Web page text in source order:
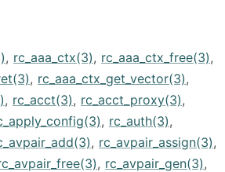
, rc_aaa_ctx(3), rc_aaa_ctx_free(3),
, rc_aaa_ctx_get_vector(3),
, rc_acct(3), rc_acct_proxy(3),
, rc_auth(3),
, rc_avpair_assign(3),
, rc_avpair_gen(3),